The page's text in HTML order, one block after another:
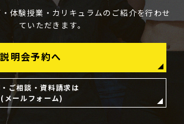
体験授業・カリキュラムのご紹介を行わせ
ていただきます。
明会予約へ
ご相談・資料請求は
メールフォーム)